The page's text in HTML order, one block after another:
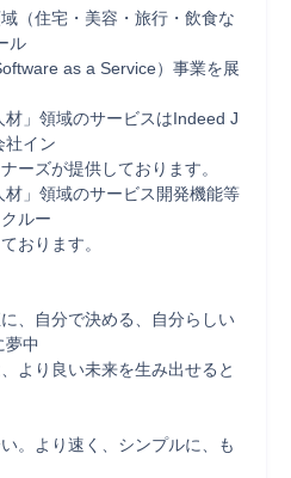
（住宅・美容・旅行・飲食な
ル
as a Service）事業を展
」領域のサービスはIndeed J
社イン
ーズが提供しております。
」領域のサービス開発機能等
ルー
おります。
、自分で決める、自分らしい
夢中
より良い未来を生み出せると
。より速く、シンプルに、も